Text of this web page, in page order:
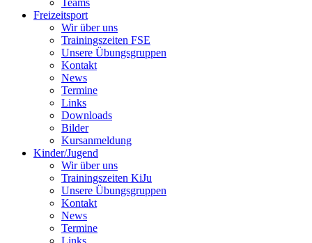
Teams
Freizeitsport
Wir über uns
Trainingszeiten FSE
Unsere Übungsgruppen
Kontakt
News
Termine
Links
Downloads
Bilder
Kursanmeldung
Kinder/Jugend
Wir über uns
Trainingszeiten KiJu
Unsere Übungsgruppen
Kontakt
News
Termine
Links